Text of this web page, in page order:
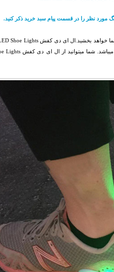
مورد نظر را در قسمت پیام سبد خرید ذکر کنید.